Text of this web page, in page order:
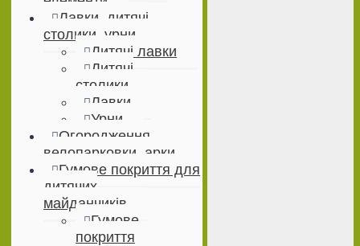
Лавки, дитячі
столики, урни
Дитячі лавки
Дитячі
столики
Лавки
Урни
Огородження,
велопарковки, арки
Гумове покриття для
дитячих
майданчиків
Гумове
покриття